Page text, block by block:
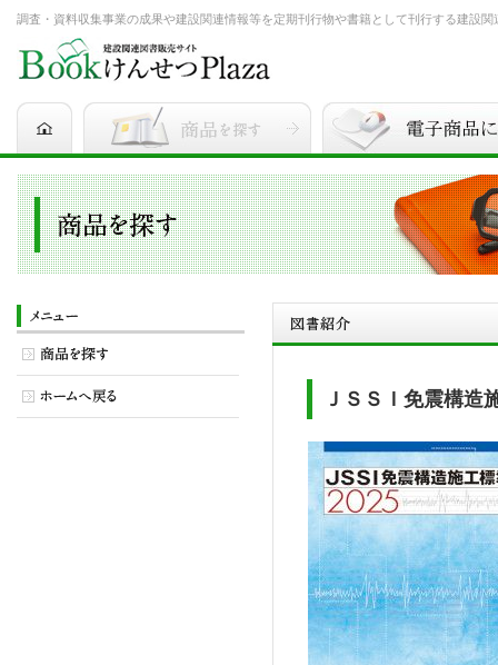
調査・資料収集事業の成果や建設関連情報等を定期刊行物や書籍として刊行する建設
ＪＳＳＩ免震構造